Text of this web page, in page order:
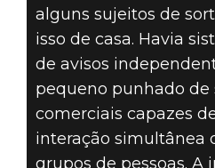
alguns sujeitos de
isso de casa. Havia
de avisos
pequeno punhado de
comerciais capazes
interação simultânea
grupos de pessoas. A